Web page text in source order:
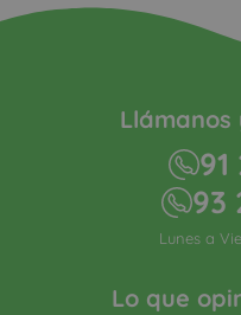
Lo que
91
93
Lunes a